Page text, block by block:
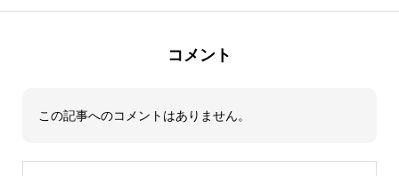
コメント
この記事へのコメントはありません。